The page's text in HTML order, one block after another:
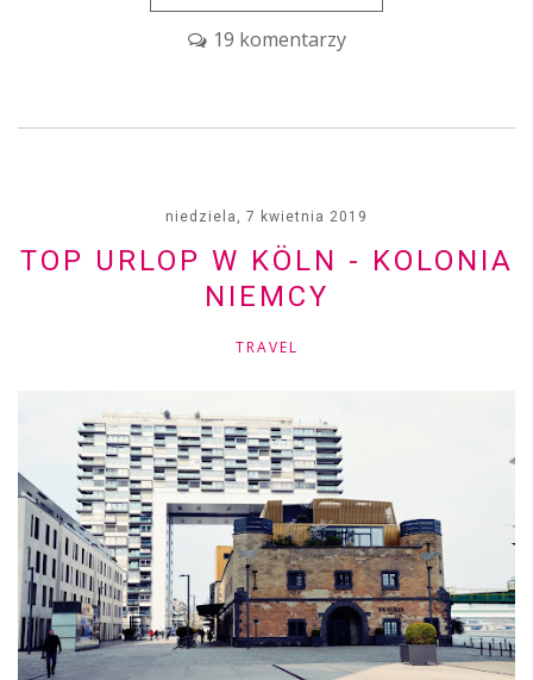
19 komentarzy
niedziela, 7 kwietnia 2019
TOP URLOP W KÖLN - KOLONIA
NIEMCY
TRAVEL